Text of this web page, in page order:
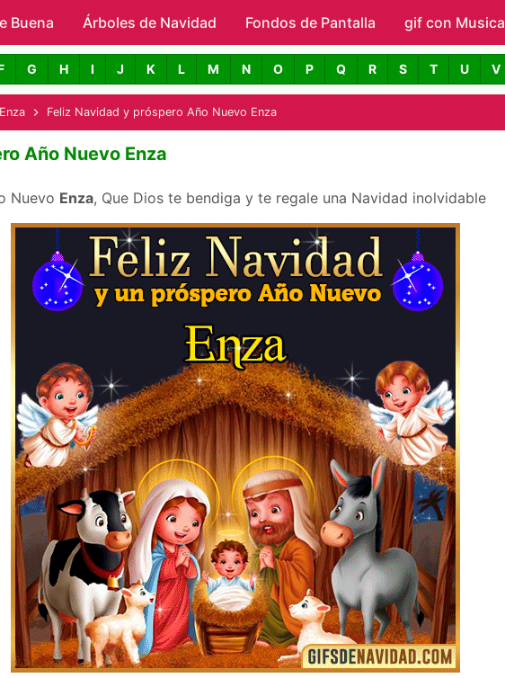
Skip to main content
Buena Árboles de Navidad Fondos de Pantalla gif con Musica
Navidad con Nombres
G H I J K L M N O P Q R S T U V
Feliz Navidad y próspero Año Nuevo Enza
Año Nuevo Enza
Nuevo Enza, Que Dios te bendiga y te regale una Navidad inolvidable